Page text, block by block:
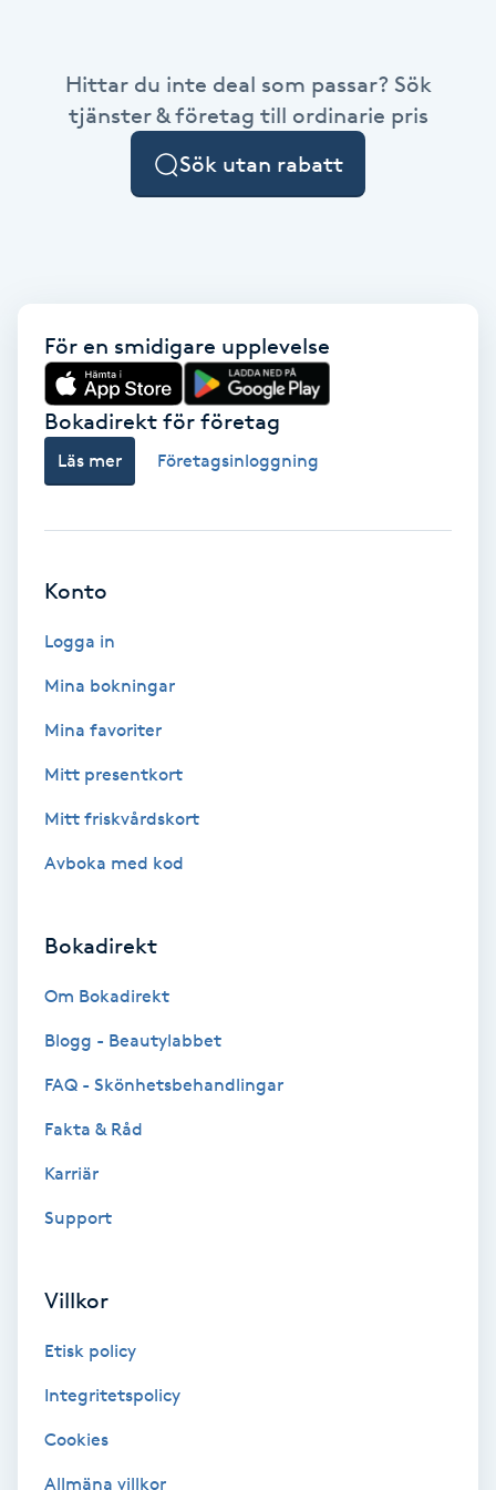
BIAB
Blowout
Bottenfärg
Brynformning
Brynfärgning
Bröllopsuppsättning
Celluliter
Coachning
Color correction
Cryoterapi
Damklippning
Diamantslipning
Enzympeeling
Extensions
Eyeliner-tatuering
Hittar du inte deal som passar? Sök
tjänster & företag till ordinarie pris
Sök utan rabatt
För en smidigare upplevelse
Bokadirekt för företag
Läs mer Företagsinloggning
Konto
Logga in
Mina bokningar
Mina favoriter
Mitt presentkort
Mitt friskvårdskort
Avboka med kod
Bokadirekt
Om Bokadirekt
Blogg - Beautylabbet
FAQ - Skönhetsbehandlingar
Fakta & Råd
Karriär
Support
Villkor
Etisk policy
Integritetspolicy
Cookies
Allmäna villkor